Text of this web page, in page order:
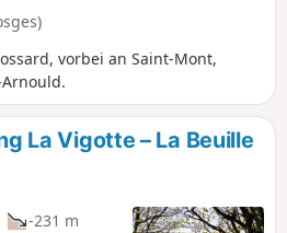
vorbei an Saint-Mont,
La Vigotte – La Beuille
-231 m